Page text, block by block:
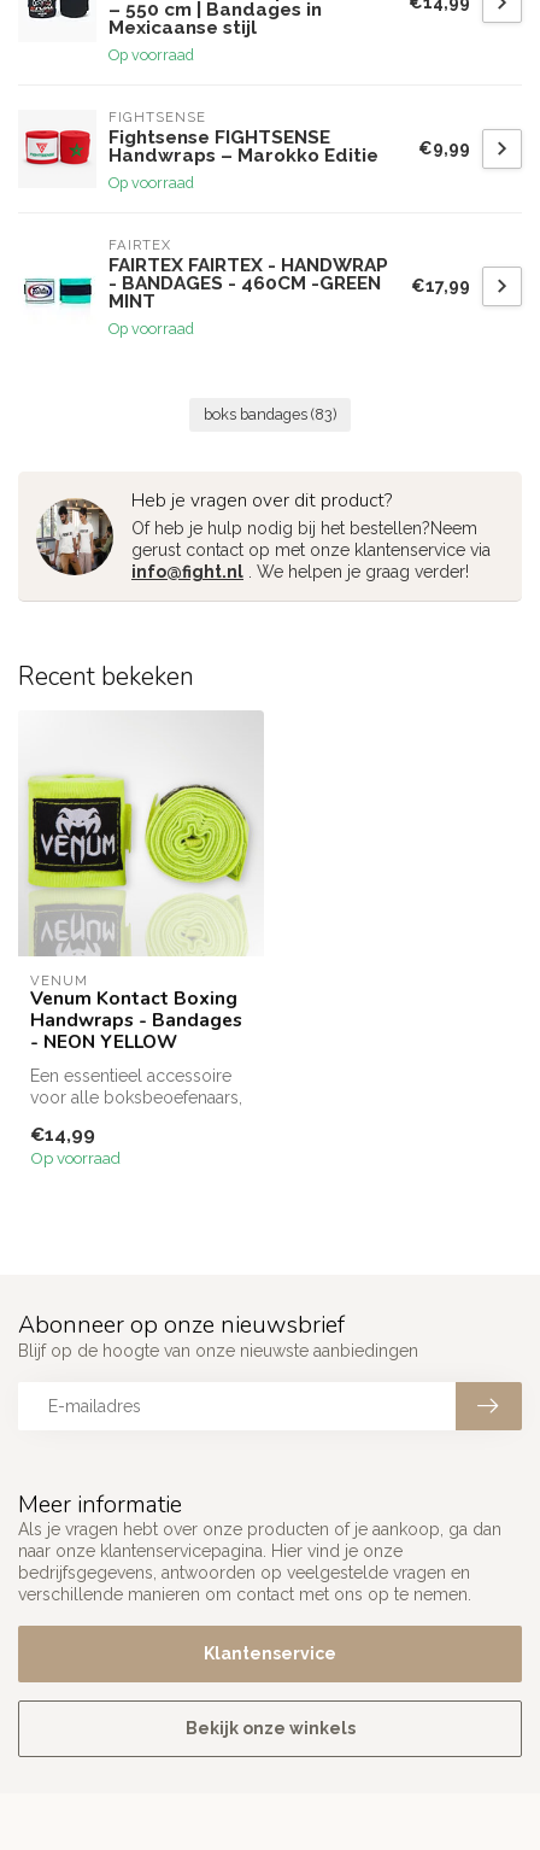
– 550 cm | Bandages in
Mexicaanse stijl
Op voorraad
FIGHTSENSE
Fightsense FIGHTSENSE
Handwraps – Marokko Editie
Op voorraad
€9,99
FAIRTEX
FAIRTEX FAIRTEX - HANDWRAP
- BANDAGES - 460CM -GREEN
MINT
Op voorraad
€17,99
boks bandages (83)
Heb je vragen over dit product?
Of heb je hulp nodig bij het bestellen?Neem
gerust contact op met onze klantenservice via
info@fight.nl . We helpen je graag verder!
Recent bekeken
VENUM
Venum Kontact Boxing
Handwraps - Bandages
- NEON YELLOW
Een essentieel accessoire
voor alle boksbeoefenaars,
boksbandages ...
€14,99
Op voorraad
Meer informatie
Als je vragen hebt over onze producten of je aankoop, ga dan
naar onze klantenservicepagina. Hier vind je onze
bedrijfsgegevens, antwoorden op veelgestelde vragen en
verschillende manieren om contact met ons op te nemen.
Klantenservice
Bekijk onze winkels
Abonneer op onze nieuwsbrief
Blijf op de hoogte van onze nieuwste aanbiedingen